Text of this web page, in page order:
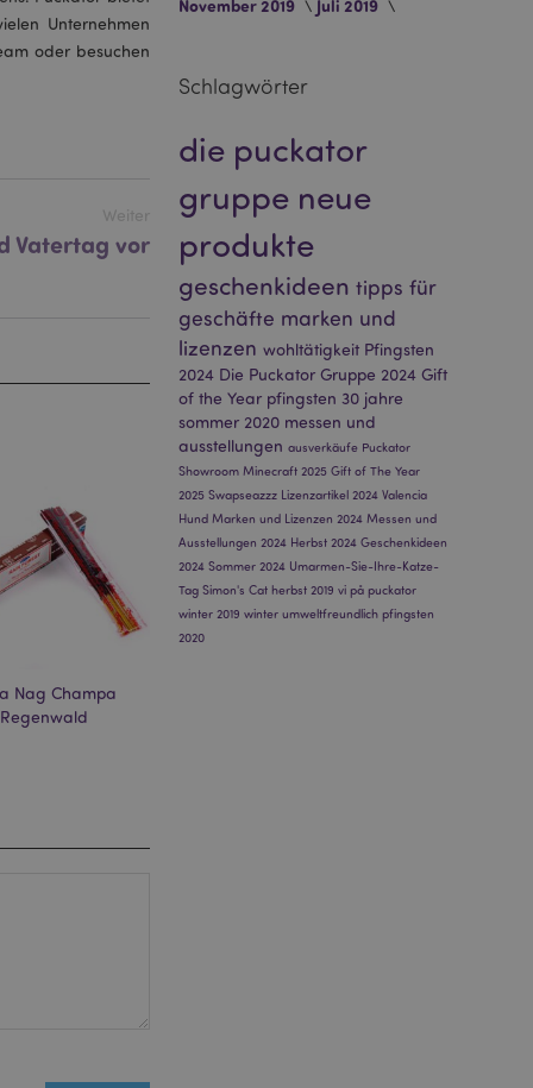
Unternehmen
oder besuchen
Weiter
Vatertag vor
Nag Champa
November 2019
Juli 2019
Schlagwörter
die puckator
gruppe neue
produkte
geschenkideen tipps für
geschäfte marken und
lizenzen wohltätigkeit Pfingsten
2024 Die Puckator Gruppe 2024 Gift
of the Year pfingsten 30 jahre
sommer 2020 messen und
ausstellungen ausverkäufe Puckator
Showroom Minecraft 2025 Gift of The Year
2025 Swapseazzz Lizenzartikel 2024 Valencia
Hund Marken und Lizenzen 2024 Messen und
Ausstellungen 2024 Herbst 2024 Geschenkideen
2024 Sommer 2024 Umarmen-Sie-Ihre-Katze-
Tag Simon's Cat herbst 2019 vi på puckator
winter 2019 winter umweltfreundlich pfingsten
2020
Browser zu
zu
wie sie
angezeigt
Die Nachricht
sie dem
Bereinigung des
das Cookie von
vom Magento 2-
dass die
derselben
Produkte